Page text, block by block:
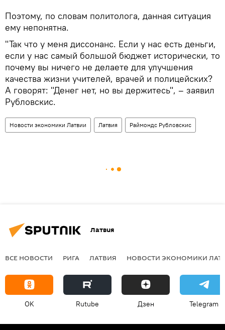
Поэтому, по словам политолога, данная ситуация
ему непонятна.
"Так что у меня диссонанс. Если у нас есть деньги,
если у нас самый большой бюджет исторически, то
почему вы ничего не делаете для улучшения
качества жизни учителей, врачей и полицейских?
А говорят: "Денег нет, но вы держитесь", – заявил
Рубловскис.
Новости экономики Латвии Латвия Раймондс Рубловскис
Латвия
ВСЕ НОВОСТИ РИГА ЛАТВИЯ НОВОСТИ ЭКОНОМИКИ
OK Rutube Дзен Telegram